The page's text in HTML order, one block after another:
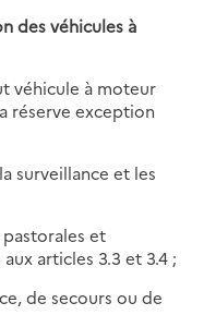
des véhicules à
véhicule à moteur
réserve exception
surveillance et les
et
articles 3.3 et 3.4 ;
de secours ou de